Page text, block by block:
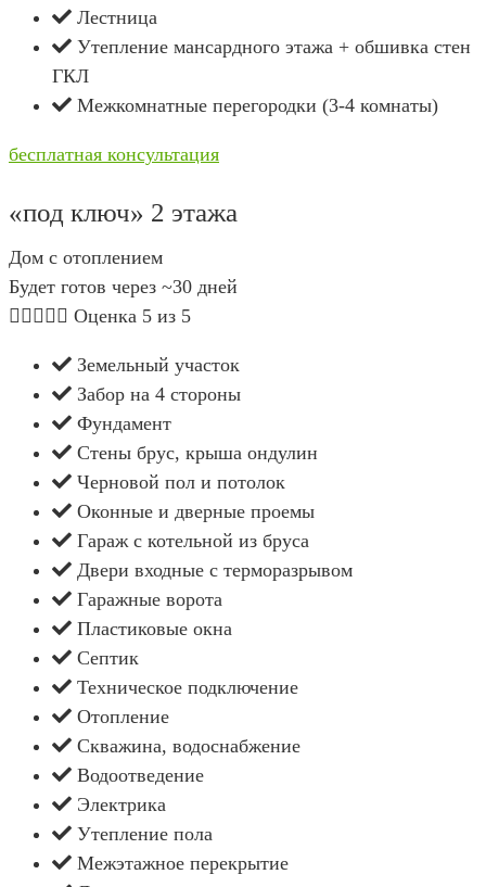
Лестница
Утепление мансардного этажа + обшивка стен
ГКЛ
Межкомнатные перегородки (3-4 комнаты)
бесплатная консультация
«под ключ» 2 этажа
Дом с отоплением
Будет готов через ~30 дней
 Оценка 5 из 5
Земельный участок
Забор на 4 стороны
Фундамент
Стены брус, крыша ондулин
Черновой пол и потолок
Оконные и дверные проемы
Гараж с котельной из бруса
Двери входные с терморазрывом
Гаражные ворота
Пластиковые окна
Септик
Техническое подключение
Отопление
Скважина, водоснабжение
Водоотведение
Электрика
Утепление пола
Межэтажное перекрытие